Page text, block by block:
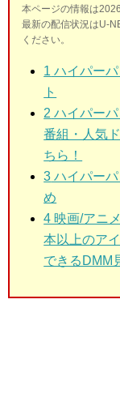
本ページの情報は
最新の配信状況はU-
ください。
1 ハイパー
ト
2 ハイパー
番組・人気
ちら！
3 ハイパー
め
4 映画/アニ
本以上のア
できるDMM